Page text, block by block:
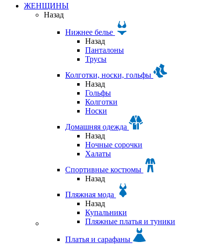
ЖЕНЩИНЫ
Назад
Нижнее белье
Назад
Панталоны
Трусы
Колготки, носки, гольфы
Назад
Гольфы
Колготки
Носки
Домашняя одежда
Назад
Ночные сорочки
Халаты
Спортивные костюмы
Назад
Пляжная мода
Назад
Купальники
Пляжные платья и туники
Платья и сарафаны